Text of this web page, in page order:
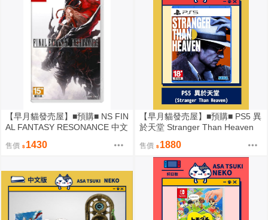
【早月貓發売屋】■預購■ NS FIN
AL FANTASY RESONANCE 中文
戰士 共鳴
售價 1430
【早月貓發売屋】■預購■ PS5 異
於天堂 Stranger Than Heaven
售價 1880